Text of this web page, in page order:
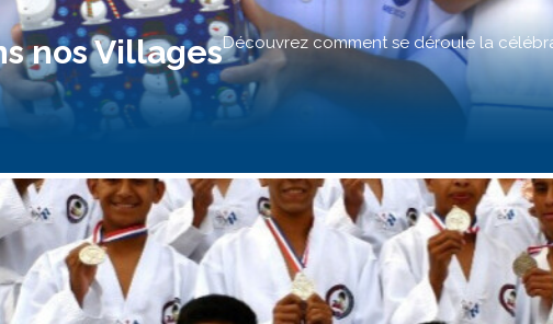
nos VillagesDécouvrez comment se déroule la